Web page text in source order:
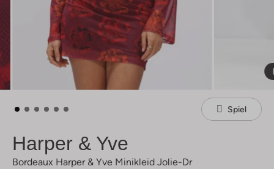
Spiel
Harper & Yve
Bordeaux Harper & Yve Minikleid Jolie-Dr